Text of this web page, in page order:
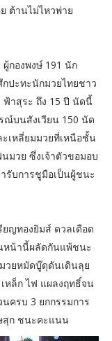
ต้านไม่ไหวพ่าย
ผู้กองพงษ์ 191 นัก
ปะทะนักมวยไทยชาว
ฟ้าสุระ ถึง 15 ปี นัดนี้
ณ์บนสังเวียน 150 นัด
เหลี่ยมมวยที่เหนือชั้น
มวย ซึ่งเจ้าตัวขอมอบ
รับการชูมือเป็นผู้ชนะ
ยญทองยิมส์ ดวลเดือด
หน้านี้ผลัดกันแพ้ชนะ
วยหมัดบู๊ดุดันเดินลุย
หล็ก ไฟ แผลงฤทธิ์จน
ครบ 3 ยกกรรมการ
สุก ชนะคะแนน